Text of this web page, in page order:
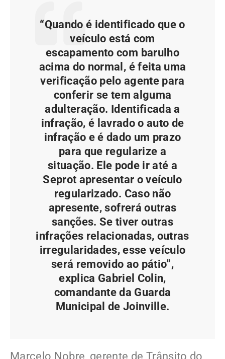
“Quando é identificado que o
veículo está com
escapamento com barulho
acima do normal, é feita uma
verificação pelo agente para
conferir se tem alguma
adulteração. Identificada a
infração, é lavrado o auto de
infração e é dado um prazo
para que regularize a
situação. Ele pode ir até a
Seprot apresentar o veículo
regularizado. Caso não
apresente, sofrerá outras
sanções. Se tiver outras
infrações relacionadas, outras
irregularidades, esse veículo
será removido ao pátio”,
explica Gabriel Colin,
comandante da Guarda
Municipal de Joinville.
Marcelo Nobre, gerente de Trânsito do